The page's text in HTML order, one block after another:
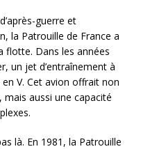
guerre et
la Patrouille de France a
flotte. Dans les années
un jet d’entraînement à
V. Cet avion offrait non
aussi une capacité
là. En 1981, la Patrouille